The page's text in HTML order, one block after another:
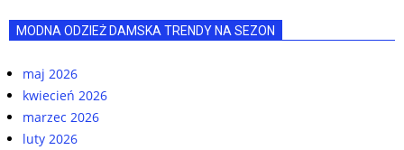
MODNA ODZIEŻ DAMSKA TRENDY NA SEZON
maj 2026
kwiecień 2026
marzec 2026
luty 2026